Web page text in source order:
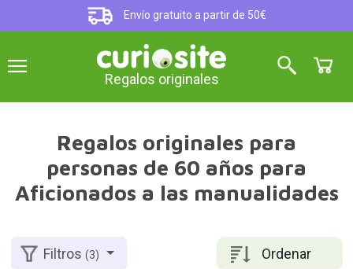
Envío gratuito a partir de 50€
Regalos originales
Regalos originales para
personas de 60 años para
Aficionados a las manualidades
Ordenar
Filtros(3)